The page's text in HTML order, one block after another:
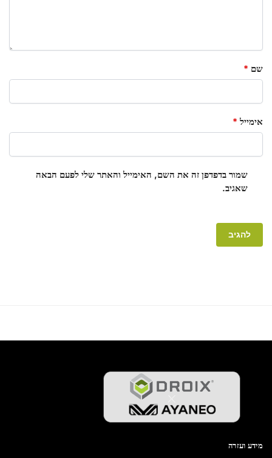
שם *
אימייל *
שמור בדפדפן זה את השם, האימייל והאתר שלי לפעם הבאה
שאגיב.
מידע ועזרה